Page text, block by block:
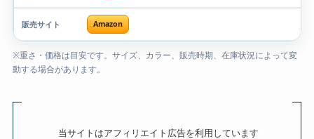
Amazon
※重さ・価格は目安です。サイズ、カラー、販売時期、在庫状況によって変
動する場合があります。
当サイトはアフィリエイト広告を利用しています